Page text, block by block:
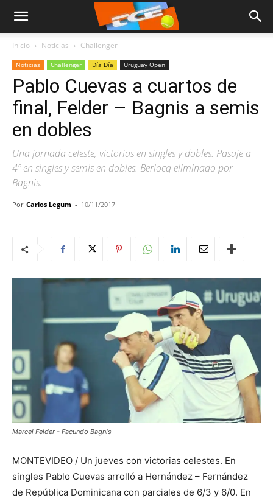
Inicio Noticias Challenger
Noticias Challenger Día Día Uruguay Open
Pablo Cuevas a cuartos de
final, Felder – Bagnis a semis
en dobles
Una jornada celeste, victorias en singles y dobles. Pasaje a
4º en singles y semis en dobles. Berlocq eliminado por
Bagnis.
Por Carlos Legum - 10/11/2017
Marcel Felder - Facundo Bagnis
MONTEVIDEO / Un jueves con victorias celestes. En
singles Pablo Cuevas arrolló a Hernández – Fernández
de República Dominicana con parciales de 6/3 y 6/0. En